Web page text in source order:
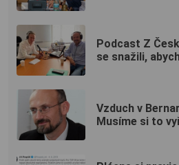
Podcast Z
se snažili,
Vzduch v
Musíme si to